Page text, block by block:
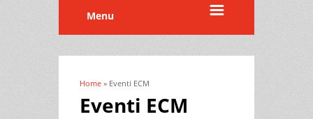
Menu
Tu sei qui
Home » Eventi ECM
Eventi ECM